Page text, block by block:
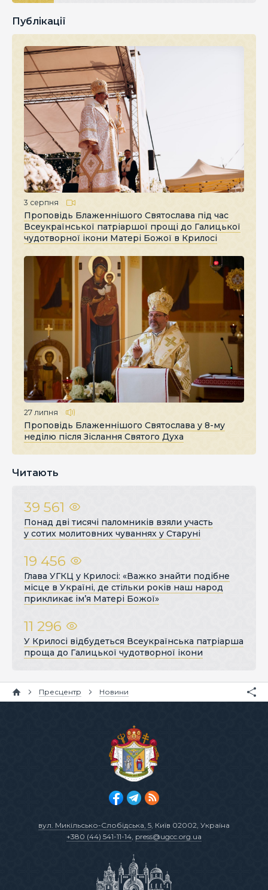
Публікації
3 серпня
Проповідь Блаженнішого Святослава під час
Всеукраїнської патріаршої прощі до Галицької
чудотворної ікони Матері Божої в Крилосі
27 липня
Проповідь Блаженнішого Святослава у 8-му
неділю після Зіслання Святого Духа
Читають
39 561
Понад дві тисячі паломників взяли участь
у сотих молитовних чуваннях у Старуні
19 456
Глава УГКЦ у Крилосі: «Важко знайти подібне
місце в Україні, де стільки років наш народ
прикликає ім’я Матері Божої»
11 296
У Крилосі відбудеться Всеукраїнська патріарша
проща до Галицької чудотворної ікони
Пресцентр Новини
вул. Микільсько-Слобідська, 5, Київ 02002, Україна
+380 (44) 541-11-14, press@ugcc.org.ua